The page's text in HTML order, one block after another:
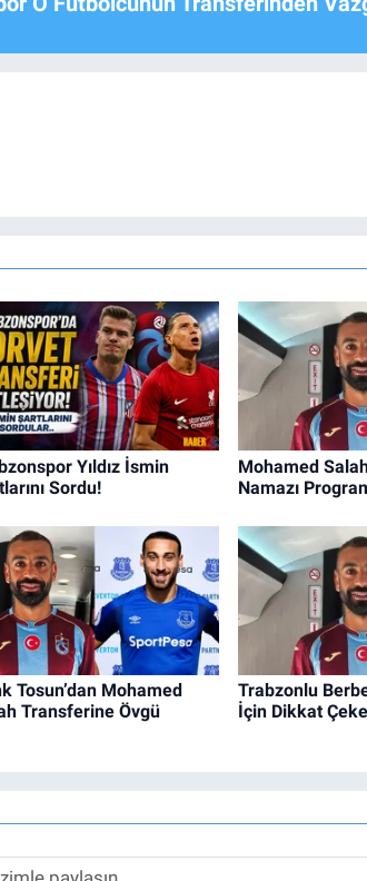
Yıldız İsmin
Sordu!
Mohamed
Namazı
Tosun’dan Mohamed
Transferine Övgü
Trabzonlu
İçin Dikkat